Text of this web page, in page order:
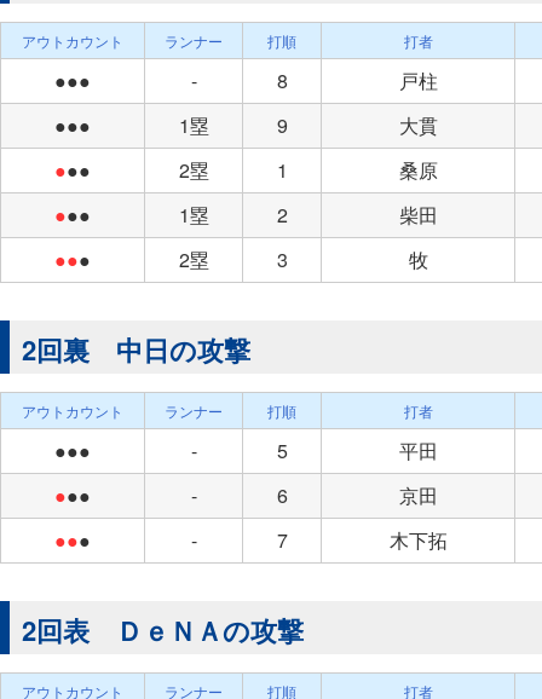
アウトカウント ランナー 打順 打者
●●● - 8
戸柱
●●●
1塁 9
大貫
●●● 2塁 1
桑原
●●● 1塁 2
柴田
●●● 2塁 3 牧
2回裏 中日の攻撃
アウトカウント ランナー 打順 打者
●●● - 5
平田
●●● - 6
京田
●●● - 7 木下拓
2回表 ＤｅＮＡの攻撃
アウトカウント ランナー 打順 打者